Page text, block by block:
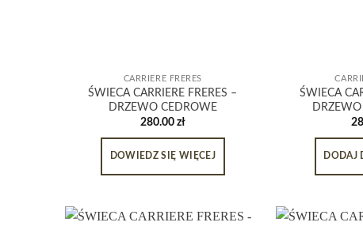
CARRIERE FRERES
ŚWIECA CARRIERE FRERES –
DRZEWO CEDROWE
280.00 zł
DOWIEDZ SIĘ WIĘCEJ
ŚWIECA
DODAJ